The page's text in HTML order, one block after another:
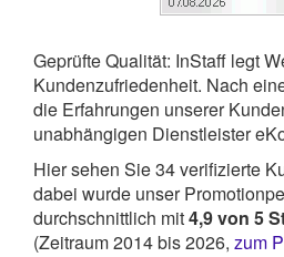
Geprüfte Qualität: InStaff legt
Kundenzufriedenheit. Nach
die Erfahrungen unserer
unabhängigen Dienstleister
Hier sehen Sie34verifizierte
dabei wurde unser
durchschnittlich mit4,9von 5
(Zeitraum 2014 bis 2026, zum